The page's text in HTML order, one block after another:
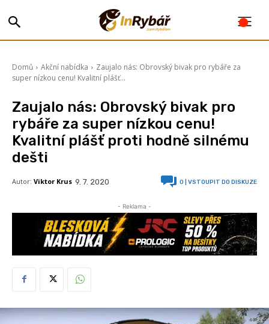
Domů Akční nabídka
Zaujalo nás: Obrovský bivak pro rybáře za
super nízkou cenu! Kvalitní plášť...
Zaujalo nás: Obrovský bivak pro
rybáře za super nízkou cenu!
Kvalitní plášť proti hodně silnému
dešti
Autor: Viktor Krus 9. 7. 2020 0 | VSTOUPIT DO DISKUZE
- Reklama -